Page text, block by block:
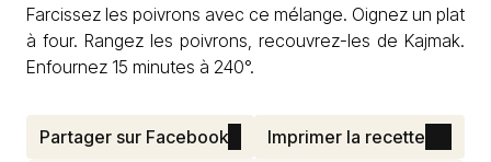
Farcissez les poivrons avec ce mélange. Oignez un plat
à four. Rangez les poivrons, recouvrez-les de Kajmak.
Enfournez 15 minutes à 240°.
Partager sur Facebook Imprimer la recette